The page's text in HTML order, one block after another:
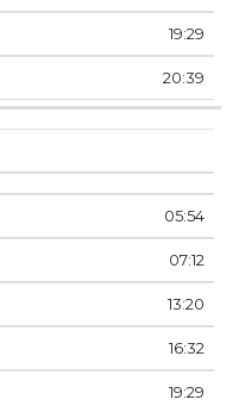
19:29
20:39
05:54
07:12
13:20
16:32
19:29